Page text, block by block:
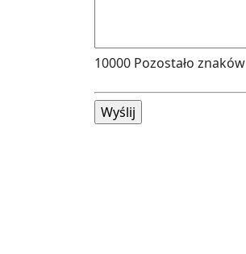
10000 Pozostało znaków
Wyślij